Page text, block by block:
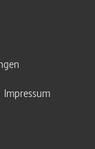
Impressum